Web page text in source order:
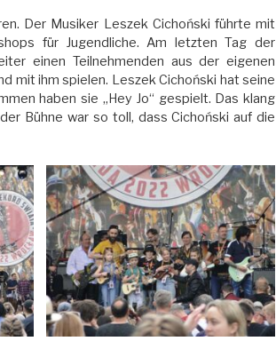
Der Musiker Leszek Cichoński führte mit
für Jugendliche. Am letzten Tag der
einen Teilnehmenden aus der eigenen
mit ihm spielen. Leszek Cichoński hat seine
haben sie „Hey Jo“ gespielt. Das klang
Bühne war so toll, dass Cichoński auf die